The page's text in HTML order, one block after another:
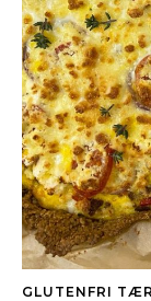
GLUTENFRI